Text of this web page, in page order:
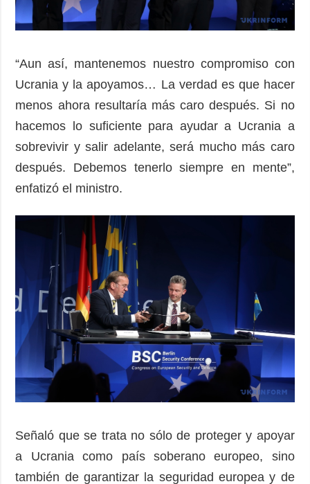
“Aun así, mantenemos nuestro compromiso con
Ucrania y la apoyamos… La verdad es que hacer
menos ahora resultaría más caro después. Si no
hacemos lo suficiente para ayudar a Ucrania a
sobrevivir y salir adelante, será mucho más caro
después. Debemos tenerlo siempre en mente”,
enfatizó el ministro.
Señaló que se trata no sólo de proteger y apoyar
a Ucrania como país soberano europeo, sino
también de garantizar la seguridad europea y de